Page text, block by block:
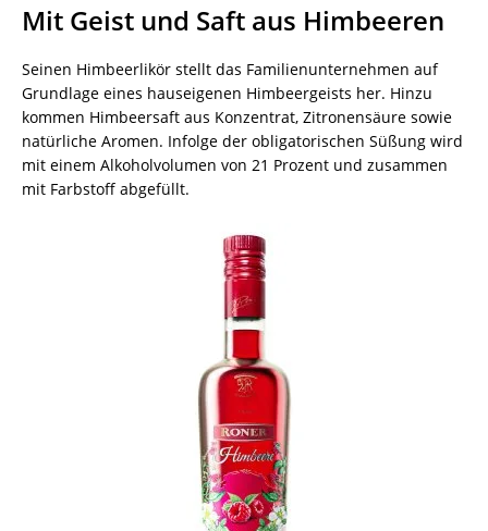
Mit Geist und Saft aus Himbeeren
Seinen Himbeerlikör stellt das Familienunternehmen auf
Grundlage eines hauseigenen Himbeergeists her. Hinzu
kommen Himbeersaft aus Konzentrat, Zitronensäure sowie
natürliche Aromen. Infolge der obligatorischen Süßung wird
mit einem Alkoholvolumen von 21 Prozent und zusammen
mit Farbstoff abgefüllt.